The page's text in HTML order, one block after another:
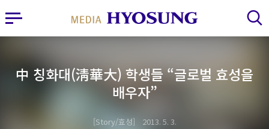
MY FRIEND HYOSUNG
사이드바 열기 검색 레이어 열기
中 칭화대(淸華大) 학생들 “글로벌 효성을
배우자”
Story/효성 2013. 5. 3.